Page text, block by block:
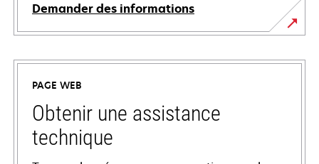
Demander des informations
PAGE WEB
Obtenir une assistance
technique